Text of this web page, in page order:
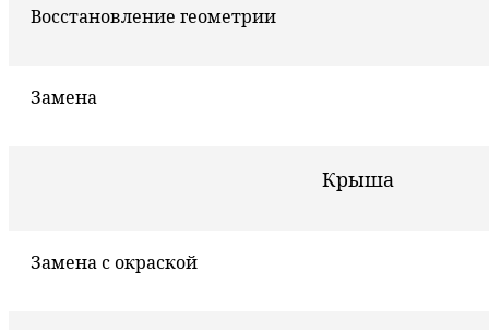
Восстановление геометрии
Замена
Крыша
Замена с окраской